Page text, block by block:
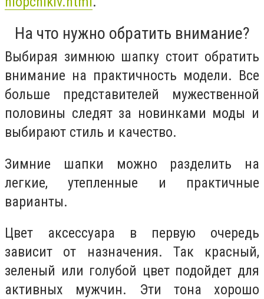
На что нужно обратить внимание?
Выбирая зимнюю шапку стоит обратить
внимание на практичность модели. Все
больше представителей мужественной
половины следят за новинками моды и
выбирают стиль и качество.
Зимние шапки можно разделить на
легкие, утепленные и практичные
варианты.
Цвет аксессуара в первую очередь
зависит от назначения. Так красный,
зеленый или голубой цвет подойдет для
активных мужчин. Эти тона хорошо